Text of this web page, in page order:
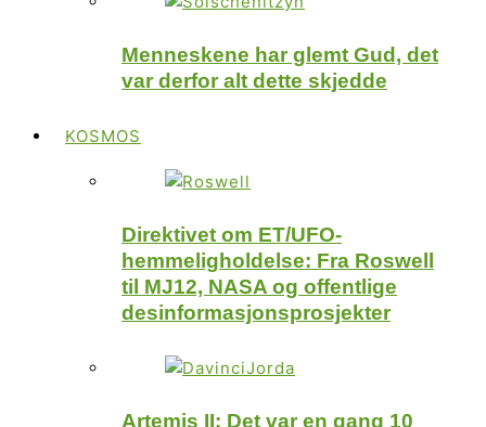
Menneskene har glemt Gud, det
var derfor alt dette skjedde
KOSMOS
Direktivet om ET/UFO-
hemmeligholdelse: Fra Roswell
til MJ12, NASA og offentlige
desinformasjonsprosjekter
Artemis II: Det var en gang 10